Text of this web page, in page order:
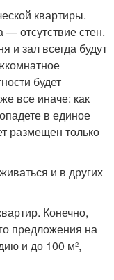
квартиры.
— отсутствие стен.
и зал всегда будут
будет
все иначе: как
в единое
размещен только
и в других
Конечно,
предложения на
и до 100 м²,